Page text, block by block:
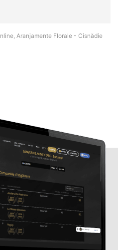
Aranjamente Florale - Cisnădie